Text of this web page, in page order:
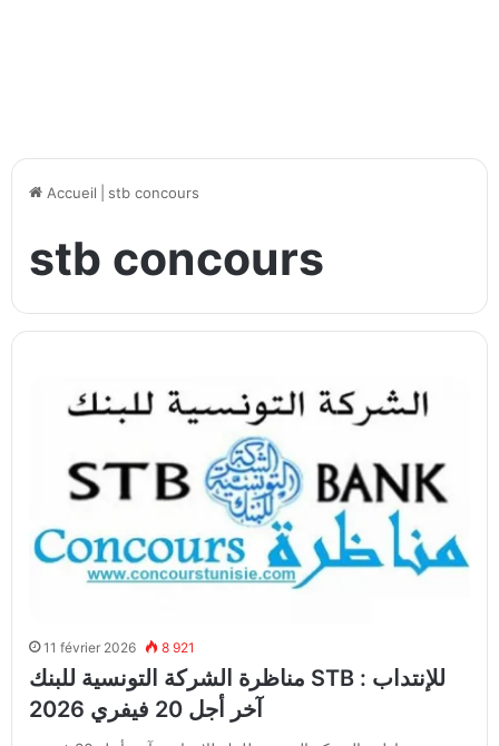
Accueil stb concours
stb concours
11 février 2026 8 921
مناظرة الشركة التونسية للبنك STB للإنتداب :
آخر أجل 20 فيفري 2026